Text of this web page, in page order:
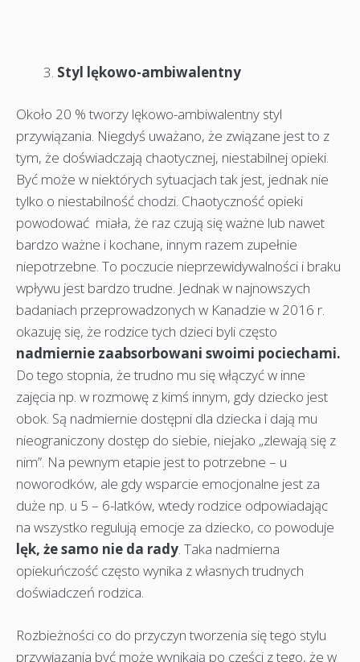
Styl lękowo-ambiwalentny
Około 20 % tworzy lękowo-ambiwalentny styl
przywiązania. Niegdyś uważano, że związane jest to z
tym, że doświadczają chaotycznej, niestabilnej opieki.
Być może w niektórych sytuacjach tak jest, jednak nie
tylko o niestabilność chodzi. Chaotyczność opieki
powodować miała, że raz czują się ważne lub nawet
bardzo ważne i kochane, innym razem zupełnie
niepotrzebne. To poczucie nieprzewidywalności i braku
wpływu jest bardzo trudne. Jednak w najnowszych
badaniach przeprowadzonych w Kanadzie w 2016 r.
okazuję się, że rodzice tych dzieci byli często
nadmiernie zaabsorbowani swoimi pociechami.
Do tego stopnia, że trudno mu się włączyć w inne
zajęcia np. w rozmowę z kimś innym, gdy dziecko jest
obok. Są nadmiernie dostępni dla dziecka i dają mu
nieograniczony dostęp do siebie, niejako „zlewają się z
nim”. Na pewnym etapie jest to potrzebne – u
noworodków, ale gdy wsparcie emocjonalne jest za
duże np. u 5 – 6-latków, wtedy rodzice odpowiadając
na wszystko regulują emocje za dziecko, co powoduje
lęk, że samo nie da rady. Taka nadmierna
opiekuńczość często wynika z własnych trudnych
doświadczeń rodzica.
Rozbieżności co do przyczyn tworzenia się tego stylu
przywiązania być może wynikają po części z tego, że w